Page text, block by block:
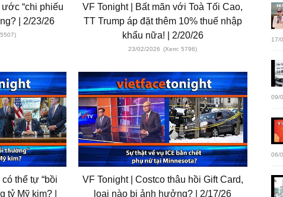
“chi phiếu
| 2/23/26
VF Tonight | Bất mãn với Toà Tối Cao,
TT Trump áp đặt thêm 10% thuế nhập
khẩu nữa! | 2/20/26
23/02/2026 (Xem: 5796)
thể tự “bồi
tỷ Mỹ kim? |
VF Tonight | Costco thâu hồi Gift Card,
loại nào bị ảnh hưởng? | 2/17/26
17/
09/
06/